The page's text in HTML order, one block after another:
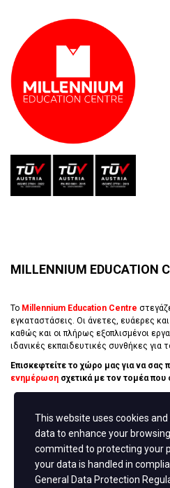
MILLENNIUM EDUCATION
Το Millennium Education Centre
εγκαταστάσεις. Οι άνετες, ευάερες
καθώς και οι πλήρως εξοπλισμένοι
ιδανικές εκπαιδευτικές συνθήκες για
Επισκεφτείτε το χώρο μας για να σας
ενημέρωση σχετικά με τον τομέα που
ΚΛΕΊΣΕ ΡΑΝΤΕΒΟΎ
This website uses cookies and
data to enhance your
committed to protecting your
your data is handled in
General Data Protection